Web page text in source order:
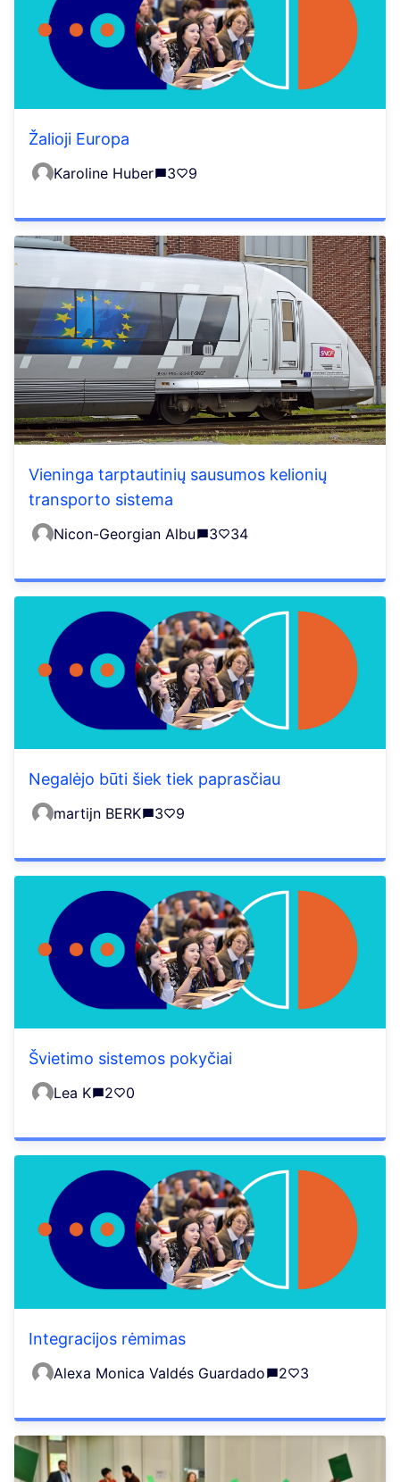
Žalioji Europa
Karoline Huber 3 9
Vieninga tarptautinių sausumos kelionių
transporto sistema
Nicon-Georgian Albu 3 34
Negalėjo būti šiek tiek paprasčiau
martijn BERK 3 9
Švietimo sistemos pokyčiai
Lea K 2 0
Integracijos rėmimas
Alexa Monica Valdés Guardado 2 3